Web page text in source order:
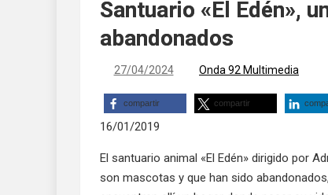
Santuario «El Edén»,
abandonados
27/04/2024 Onda 92 Multimedia
compartir compartir
16/01/2019
El santuario animal «El Edén» dirigido por
son mascotas y que han sido